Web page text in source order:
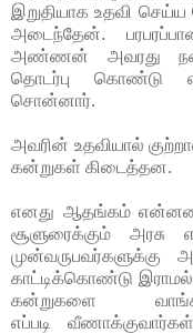
இறுதியாக உதவி
அடைந்தேன்.
அண்ணன் அவரது நண்பர்
தொடர்பு கொண்டு
சொன்னார்.
அவரின் உதவியால்
கன்றுகள் கிடைத்தன.
எனது ஆதங்கம் என்னனா
சூளுரைக்கும்
காட்டிக்கொண்டு இராமல்
கன்றுகளை
எப்படி